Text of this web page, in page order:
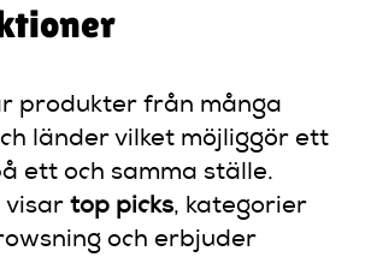
produkter från många
länder vilket möjliggör ett
ett och samma ställe.
visartop picks, kategorier
och erbjuder